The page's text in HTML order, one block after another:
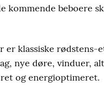
beboere
klassiske rødstens-
nye døre, vinduer,
og energioptimeret.